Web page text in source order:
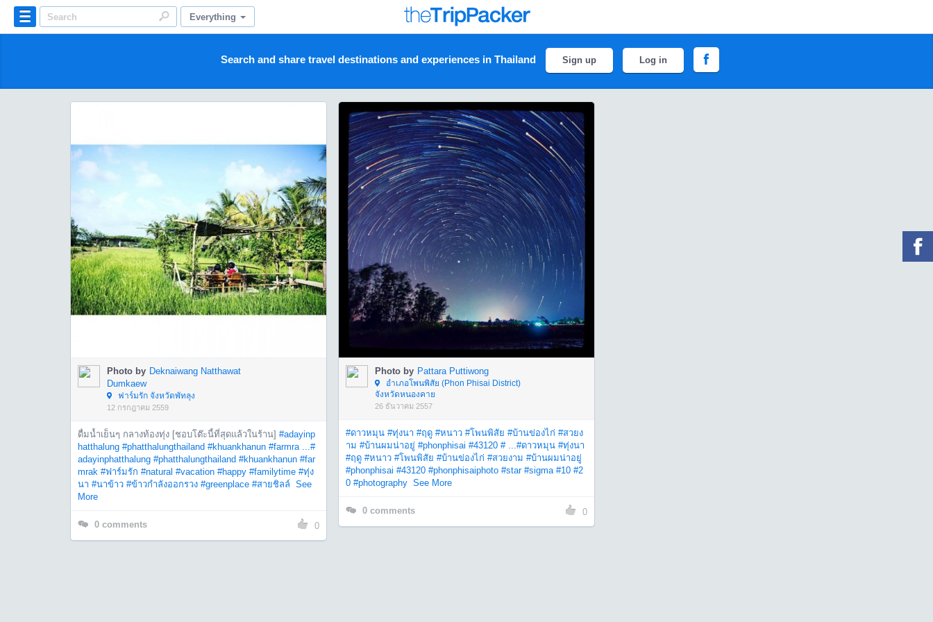
Everything
Search and share travel destinations and experiences in Thailand Sign up Log in
Photo by Deknaiwang Natthawat
Dumkaew
ฟาร์มรัก จังหวัดพัทลุง
12 กรกฎาคม 2559
ดื่มน้ำเย็นๆ กลางท้องทุ่ง [ชอบโต๊ะนี้ที่สุดแล้วในร้าน] #adayinp
hatthalung #phatthalungthailand #khuankhanun #farmra ...#
adayinphatthalung #phatthalungthailand #khuankhanun #far
mrak #ฟาร์มรัก #natural #vacation #happy #familytime #ทุ่ง
นา #นาข้าว #ข้าวกำลังออกรวง #greenplace #สายชิลล์ See
More
0 comments 0
Photo by Pattara Puttiwong
อำเภอโพนพิสัย (Phon Phisai District)
จังหวัดหนองคาย
26 ธันวาคม 2557
#ดาวหมุน #ทุ่งนา #ฤดู #หนาว #โพนพิสัย #บ้านข่องไก่ #สวยง
าม #บ้านผมน่าอยู่ #phonphisai #43120 # ...#ดาวหมุน #ทุ่งนา
#ฤดู #หนาว #โพนพิสัย #บ้านข่องไก่ #สวยงาม #บ้านผมน่าอยู่
#phonphisai #43120 #phonphisaiphoto #star #sigma #10 #2
0 #photography See More
0 comments 0